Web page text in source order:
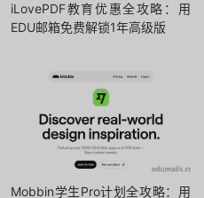
iLovePDF教育优惠全攻略：用
EDU邮箱免费解锁1年高级版
Mobbin学生Pro计划全攻略：用